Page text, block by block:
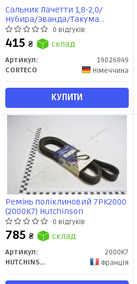
Сальник Лачетти 1,8-2,0/
Нубира/Эванда/Такума
клапанов (к-т 16шт) Corteco
0 відгуків
415 ₴ склад
Артикул:
19026849
CORTECO
Німеччина
КУПИТИ
Ремінь поліклиновий 7PK2000
(2000K7) Hutchinson
0 відгуків
785 ₴ склад
Артикул:
2000K7
HUTCHINSON
Франція